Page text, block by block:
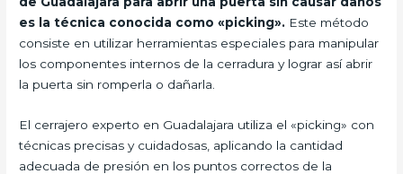
es la técnica conocida como «picking». Este método
consiste en utilizar herramientas especiales para manipular
los componentes internos de la cerradura y lograr así abrir
la puerta sin romperla o dañarla.
El cerrajero experto en Guadalajara utiliza el «picking» con
técnicas precisas y cuidadosas, aplicando la cantidad
adecuada de presión en los puntos correctos de la